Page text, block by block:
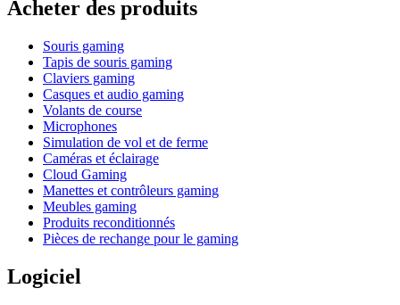
Acheter des produits
Souris gaming
Tapis de souris gaming
Claviers gaming
Casques et audio gaming
Volants de course
Microphones
Simulation de vol et de ferme
Caméras et éclairage
Cloud Gaming
Manettes et contrôleurs gaming
Meubles gaming
Produits reconditionnés
Pièces de rechange pour le gaming
Logiciel